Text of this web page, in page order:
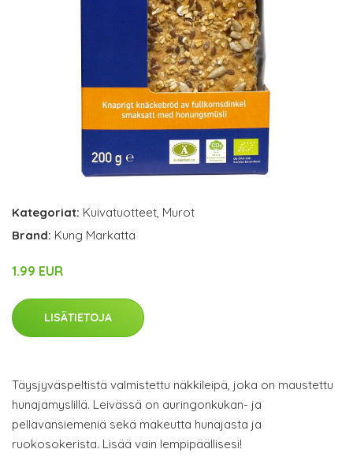
Kategoriat: Kuivatuotteet, Murot
Brand: Kung Markatta
1.99 EUR
LISÄTIETOJA
Täysjyväspeltistä valmistettu näkkileipä, joka on maustettu
hunajamyslillä. Leivässä on auringonkukan- ja
pellavansiemeniä sekä makeutta hunajasta ja
ruokosokerista. Lisää vain lempipäällisesi!